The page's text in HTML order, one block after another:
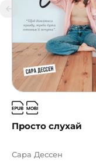
Просто слухай
Сара Дессен